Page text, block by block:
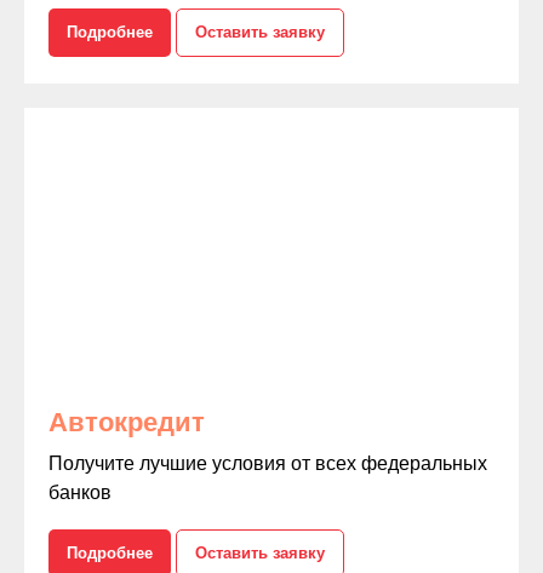
Подробнее Оставить заявку
Автокредит
Получите лучшие условия от всех федеральных
банков
Подробнее Оставить заявку